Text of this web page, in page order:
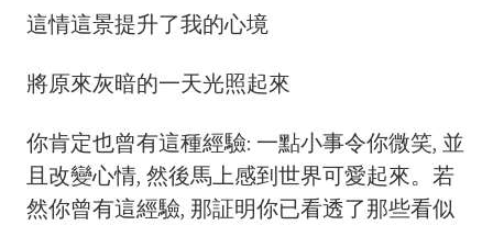
這情這景提升了我的心境
將原來灰暗的一天光照起來
你肯定也曾有這種經驗: 一點小事令你微笑, 並
且改變心情, 然後馬上感到世界可愛起來。若
然你曾有這經驗, 那証明你已看透了那些看似